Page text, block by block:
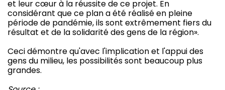
et leur cœur à la réussite de ce projet. En
considérant que ce plan a été réalisé en pleine
période de pandémie, ils sont extrêmement fiers du
résultat et de la solidarité des gens de la région».
Ceci démontre qu'avec l'implication et l'appui des
gens du milieu, les possibilités sont beaucoup plus
grandes.